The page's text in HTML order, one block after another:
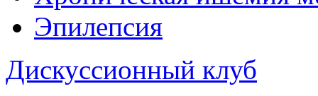
Эпилепсия
Дискуссионный клуб